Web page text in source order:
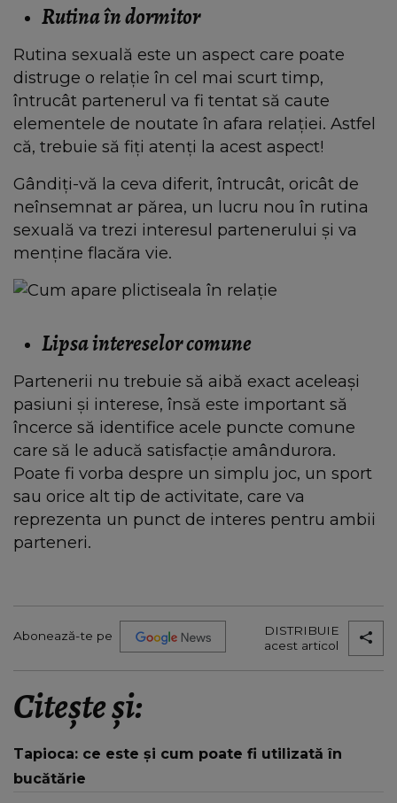
Rutina în dormitor
Rutina sexuală este un aspect care poate
distruge o relație în cel mai scurt timp,
întrucât partenerul va fi tentat să caute
elementele de noutate în afara relației. Astfel
că, trebuie să fiți atenți la acest aspect!
Gândiți-vă la ceva diferit, întrucât, oricât de
neînsemnat ar părea, un lucru nou în rutina
sexuală va trezi interesul partenerului și va
menține flacăra vie.
Lipsa intereselor comune
Partenerii nu trebuie să aibă exact aceleași
pasiuni și interese, însă este important să
încerce să identifice acele puncte comune
care să le aducă satisfacție amândurora.
Poate fi vorba despre un simplu joc, un sport
sau orice alt tip de activitate, care va
reprezenta un punct de interes pentru ambii
parteneri.
Abonează-te pe
DISTRIBUIE
acest articol
Citește și:
Tapioca: ce este și cum poate fi utilizată în
bucătărie